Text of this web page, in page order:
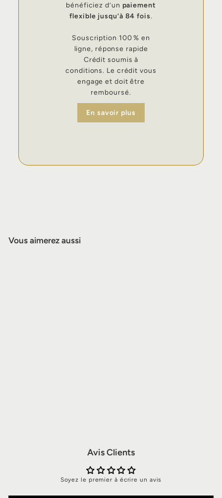
bénéficiez d’un paiement
flexible jusqu’à 84 fois.
Souscription 100 % en
ligne, réponse rapide
Crédit soumis à
conditions. Le crédit vous
engage et doit être
remboursé.
En savoir plus
Vous aimerez aussi
Avis Clients
Soyez le premier à écrire un avis